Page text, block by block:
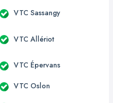
VTC Sassangy
VTC Allériot
VTC Épervans
VTC Oslon